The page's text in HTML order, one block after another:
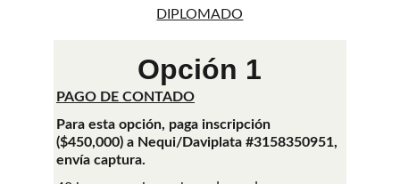
DIPLOMADO
Opción 1
PAGO DE CONTADO
Para esta opción, paga inscripción
($450,000) a Nequi/Daviplata #3158350951,
envía captura.